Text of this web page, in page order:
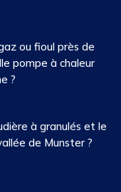
ou fioul près de
pompe à chaleur
?
à granulés et le
de Munster ?